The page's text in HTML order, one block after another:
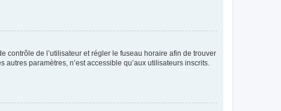
contrôle de l’utilisateur et régler le fuseau horaire afin de trouver
paramètres, n’est accessible qu’aux utilisateurs inscrits.